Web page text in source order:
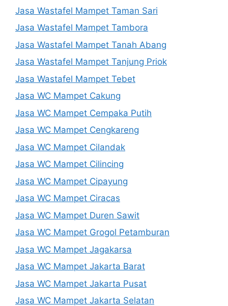
Jasa Wastafel Mampet Taman Sari
Jasa Wastafel Mampet Tambora
Jasa Wastafel Mampet Tanah Abang
Jasa Wastafel Mampet Tanjung Priok
Jasa Wastafel Mampet Tebet
Jasa WC Mampet Cakung
Jasa WC Mampet Cempaka Putih
Jasa WC Mampet Cengkareng
Jasa WC Mampet Cilandak
Jasa WC Mampet Cilincing
Jasa WC Mampet Cipayung
Jasa WC Mampet Ciracas
Jasa WC Mampet Duren Sawit
Jasa WC Mampet Grogol Petamburan
Jasa WC Mampet Jagakarsa
Jasa WC Mampet Jakarta Barat
Jasa WC Mampet Jakarta Pusat
Jasa WC Mampet Jakarta Selatan